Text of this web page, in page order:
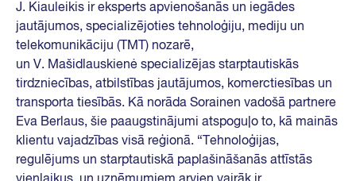
J. Kiauleikis ir eksperts apvienošanās un iegādes
jautājumos, specializējoties tehnoloģiju, mediju un
telekomunikāciju (TMT) nozarē,
un V. Mašidlauskienė specializējas starptautiskās
tirdzniecības, atbilstības jautājumos, komerctiesības un
transporta tiesībās. Kā norāda Sorainen vadošā partnere
Eva Berlaus, šie paaugstinājumi atspoguļo to, kā mainās
klientu vajadzības visā reģionā. “Tehnoloģijas,
regulējums un starptautiskā paplašināšanās attīstās